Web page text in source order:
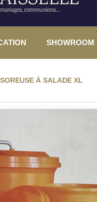
SHOWROOM
À SALADE XL